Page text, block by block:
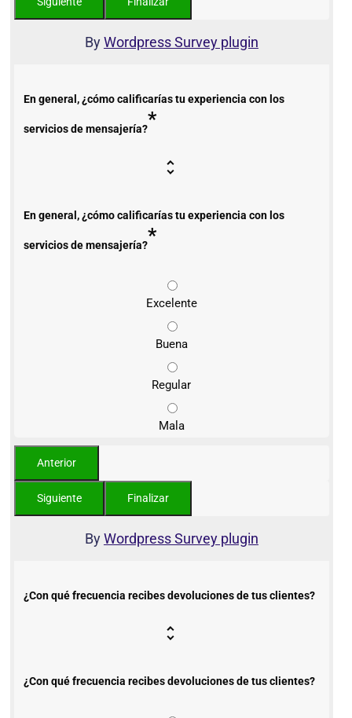
ByWordpress Survey plugin
En general, ¿cómo calificarías tu experiencia con los
servicios de mensajería?*
En general, ¿cómo calificarías tu experiencia con los
servicios de mensajería?*
Excelente
Buena
Regular
Mala
ByWordpress Survey plugin
¿Con qué frecuencia recibes devoluciones de tus clientes?
¿Con qué frecuencia recibes devoluciones de tus clientes?